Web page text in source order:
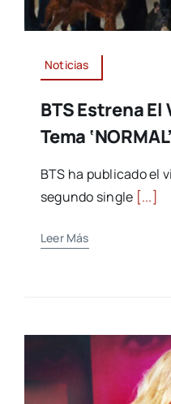
Noticias
BTS Estrena
Tema ‘NORMAL’
BTS ha publicado el
segundo single [...]
Leer Más